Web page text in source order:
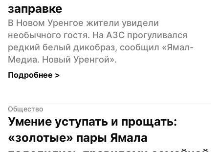
заправке
В Новом Уренгое жители увидели
необычного гостя. На АЗС прогуливался
редкий белый дикобраз, сообщил «Ямал-
Медиа. Новый Уренгой».
Подробнее >
Общество
Умение уступать и прощать:
«золотые» пары Ямала